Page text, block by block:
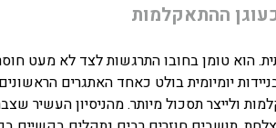
ההתאקלמות
הוא טומן בחובו התרגשות לצד לא מעט
יומיומית בולט כאחד האתגרים
ולייצר תסכול מיותר. מהניסיון העשיר